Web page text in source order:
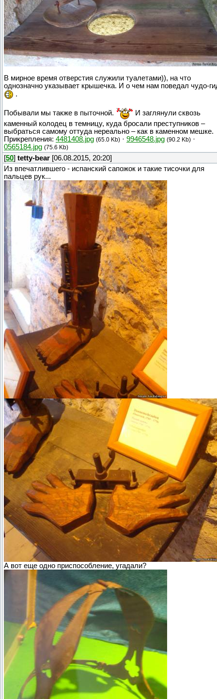
В мирное время отверстия служили туалетами)), на что
однозначно указывает крышечка. И о чем нам поведал чудо-
.
Побывали мы также в пыточной.
И заглянули сквозь
каменный колодец в темницу, куда бросали преступников –
выбраться самому оттуда нереально – как в каменном мешке.
Прикрепления: 4481408.jpg (65.0 Kb) · 9946548.jpg (90.2 Kb) ·
0565184.jpg (75.6 Kb)
[50] tetty-bear [06.08.2015, 20:20]
Из впечатлившего - испанский сапожок и такие тисочки для
пальцев рук...
А вот еще одно приспособление, угадали?